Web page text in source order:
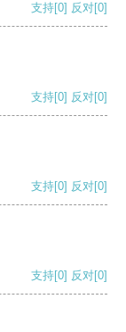
支持[0] 反对[0]
支持[0] 反对[0]
支持[0] 反对[0]
支持[0] 反对[0]